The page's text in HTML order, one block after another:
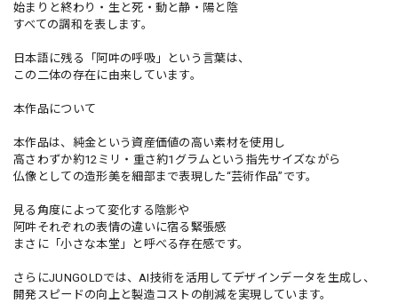
始まりと終わり・生と死・動と静・陽と陰
すべての調和を表します。
日本語に残る「阿吽の呼吸」という言葉は、
この二体の存在に由来しています。
本作品について
本作品は、純金という資産価値の高い素材を使用し
高さわずか約12ミリ・重さ約1グラムという指先サイズながら
仏像としての造形美を細部まで表現した“芸術作品”です。
見る角度によって変化する陰影や
阿吽それぞれの表情の違いに宿る緊張感
まさに「小さな本堂」と呼べる存在感です。
さらにJUNGOLDでは、AI技術を活用してデザインデータを生成し、
開発スピードの向上と製造コストの削減を実現しています。